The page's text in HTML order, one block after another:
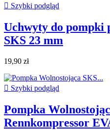
 Szybki podgląd
Uchwyty do pompki
SKS 23 mm
19,90 zł
 Szybki podgląd
Pompka
Rennkompressor